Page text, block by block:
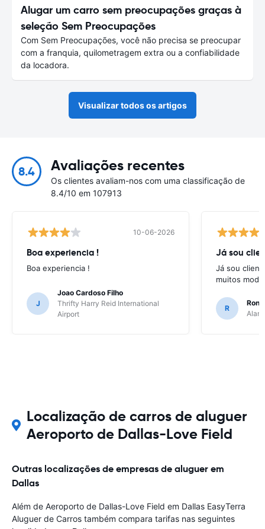
Alugar um carro sem preocupações graças à
seleção Sem Preocupações
Com Sem Preocupações, você não precisa se preocupar
com a franquia, quilometragem extra ou a confiabilidade
da locadora.
Visualizar todos os artigos
8.4 Avaliações recentes
Os clientes avaliam-nos com uma classificação de
8.4/10 em 107913
10-06-2026
Boa experiencia !
Boa experiencia !
J
Joao Cardoso Filho
Thrifty Harry Reid International
Airport
Já sou
Já sou
muitos
R
Localização de carros de aluguer
Aeroporto de Dallas-Love Field
Outras localizações de empresas de aluguer em
Dallas
Além de Aeroporto de Dallas-Love Field em Dallas EasyTerra
Aluguer de Carros também compara tarifas nas seguintes